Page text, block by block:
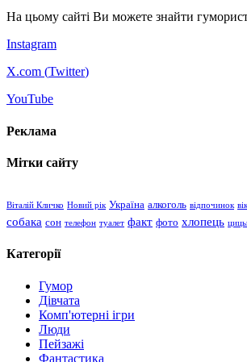
На цьому сайті Ви можете знайти
Instagram
X.com (Twitter)
YouTube
Реклама
Мітки сайту
Віталій Кличко Новий рік Україна алкоголь відпочинок вік
собака сон телефон туалет факт фото хлопець
Категорії
Гумор
Дівчата
Комп'ютерні ігри
Люди
Пейзажі
Фантастика